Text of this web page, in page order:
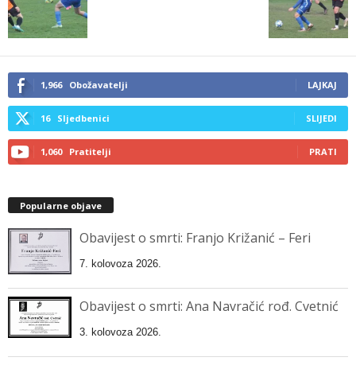
1,966 Obožavatelji LAJKAJ
16 Sljedbenici SLIJEDI
1,060 Pratitelji PRATI
Popularne objave
Obavijest o smrti: Franjo Križanić – Feri
7. kolovoza 2026.
Obavijest o smrti: Ana Navračić rođ. Cvetnić
3. kolovoza 2026.